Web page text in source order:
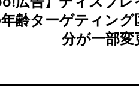
齢ターゲティング
分が一部変